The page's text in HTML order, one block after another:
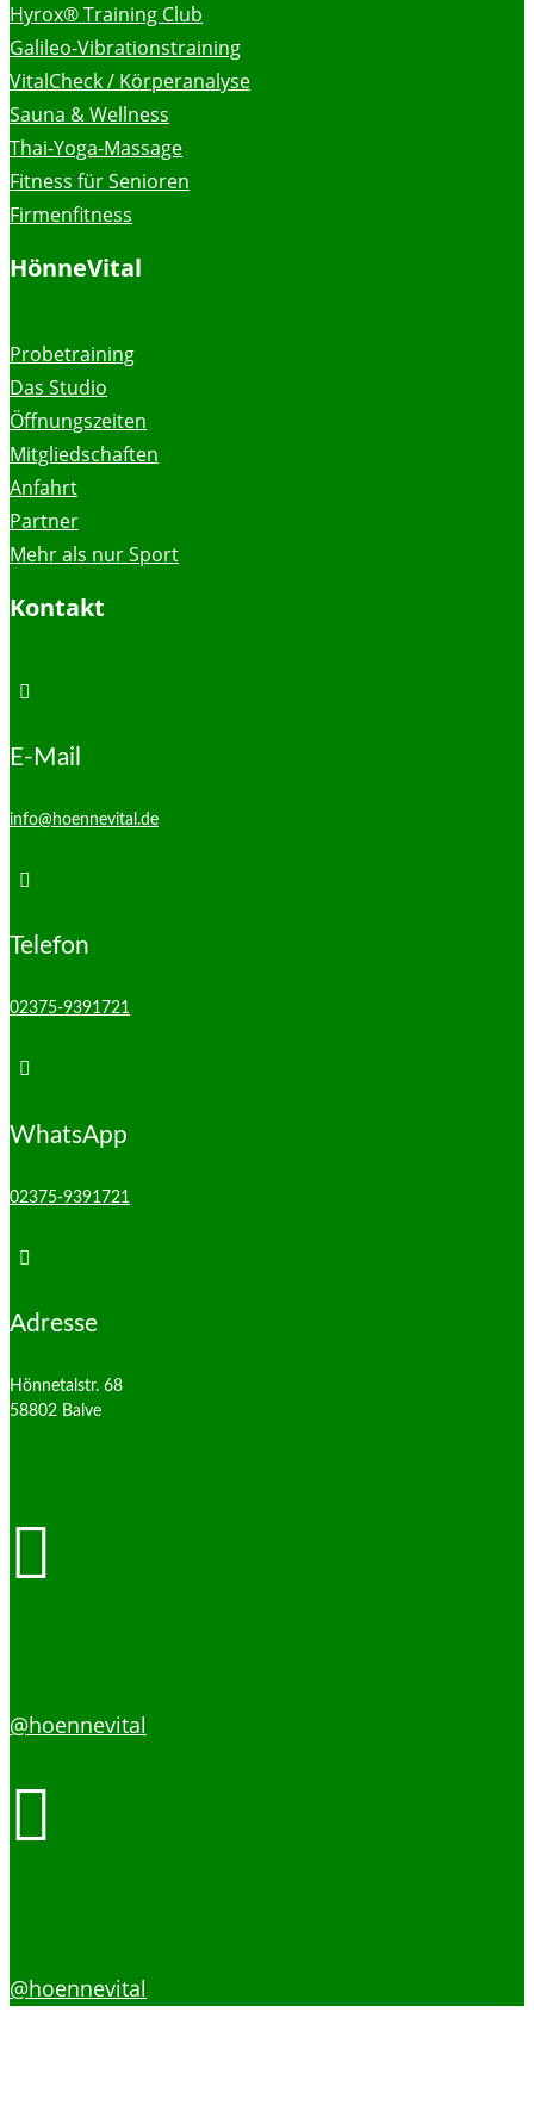
Hyrox® Training Club
Galileo-Vibrationstraining
VitalCheck / Körperanalyse
Sauna & Wellness
Thai-Yoga-Massage
Fitness für Senioren
Firmenfitness
HönneVital
Probetraining
Das Studio
Öffnungszeiten
Mitgliedschaften
Anfahrt
Partner
Mehr als nur Sport
Kontakt

E-Mail
info@hoennevital.de

Telefon
02375-9391721

WhatsApp
02375-9391721

Adresse
Hönnetalstr. 68
58802 Balve

@hoennevital

@hoennevital